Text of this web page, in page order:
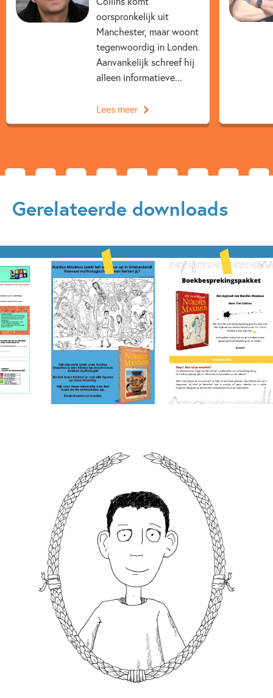
Fantasie
Geschiedenis
Humor
Sprookjes, mythen & legendes
Tim Collins
oorspronkelijk uit
Manchester, maar woont
tegenwoordig in Londen.
Aanvankelijk schreef hij
alleen informatieve...
Lees meer
Gerelateerde downloads